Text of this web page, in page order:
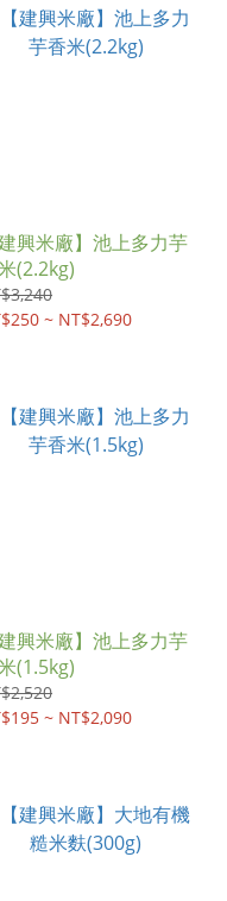
建興米廠】池上多力芋
(2.2kg)
~ NT$2,690
建興米廠】池上多力芋
(1.5kg)
~ NT$2,090